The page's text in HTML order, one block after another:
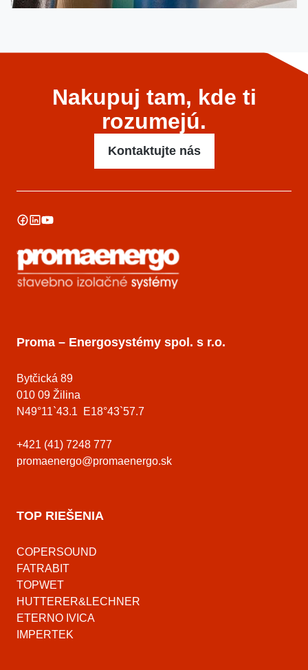
Nakupuj tam, kde ti
rozumejú.
Kontaktujte nás
Proma – Energosystémy spol. s r.o.
Bytčická 89
010 09 Žilina
N49°11`43.1 E18°43`57.7
+421 (41) 7248 777
promaenergo@promaenergo.sk
TOP RIEŠENIA
COPERSOUND
FATRABIT
TOPWET
HUTTERER&LECHNER
ETERNO IVICA
IMPERTEK